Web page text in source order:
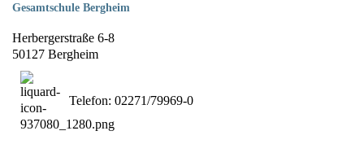
Gesamtschule Bergheim
Herbergerstraße 6-8
50127 Bergheim
Telefon: 02271/79969-0